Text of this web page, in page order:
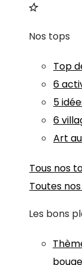
Nos tops
Top
6
5
6
Art
Tous nos
Toutes
Les bons